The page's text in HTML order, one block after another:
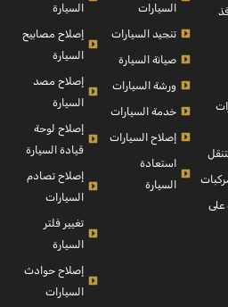
على
السيارات
تنجيد السيارات
صيانة السيارة
ورشة السيارات
خدمة السيارات
إصلاح السيارات
استعادة
السيارة
السيارة
إصلاح مصابيح
السيارة
إصلاح مصد
السيارة
إصلاح لوحة
قيادة السيارة
إصلاح تصادم
السيارات
تغيير فلتر
السيارة
إصلاح حوادث
السيارات